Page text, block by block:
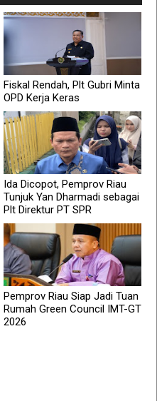
Fiskal Rendah, Plt Gubri Minta
OPD Kerja Keras
Ida Dicopot, Pemprov Riau
Tunjuk Yan Dharmadi sebagai
Plt Direktur PT SPR
Pemprov Riau Siap Jadi Tuan
Rumah Green Council IMT-GT
2026